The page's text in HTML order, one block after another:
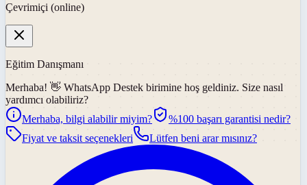
Çevrimiçi (online)
Eğitim Danışmanı
Merhaba! 👋 WhatsApp Destek birimine hoş geldiniz. Size nasıl
yardımcı olabiliriz?
Merhaba, bilgi alabilir miyim?
%100 başarı garantisi nedir?
Fiyat ve taksit seçenekleri
Lütfen beni arar mısınız?